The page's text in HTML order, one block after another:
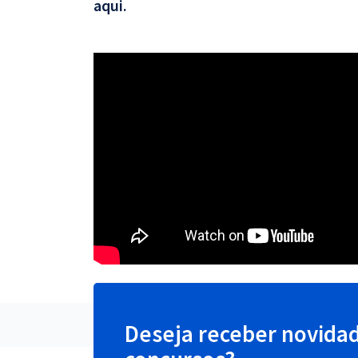
aqui.
Deseja receber